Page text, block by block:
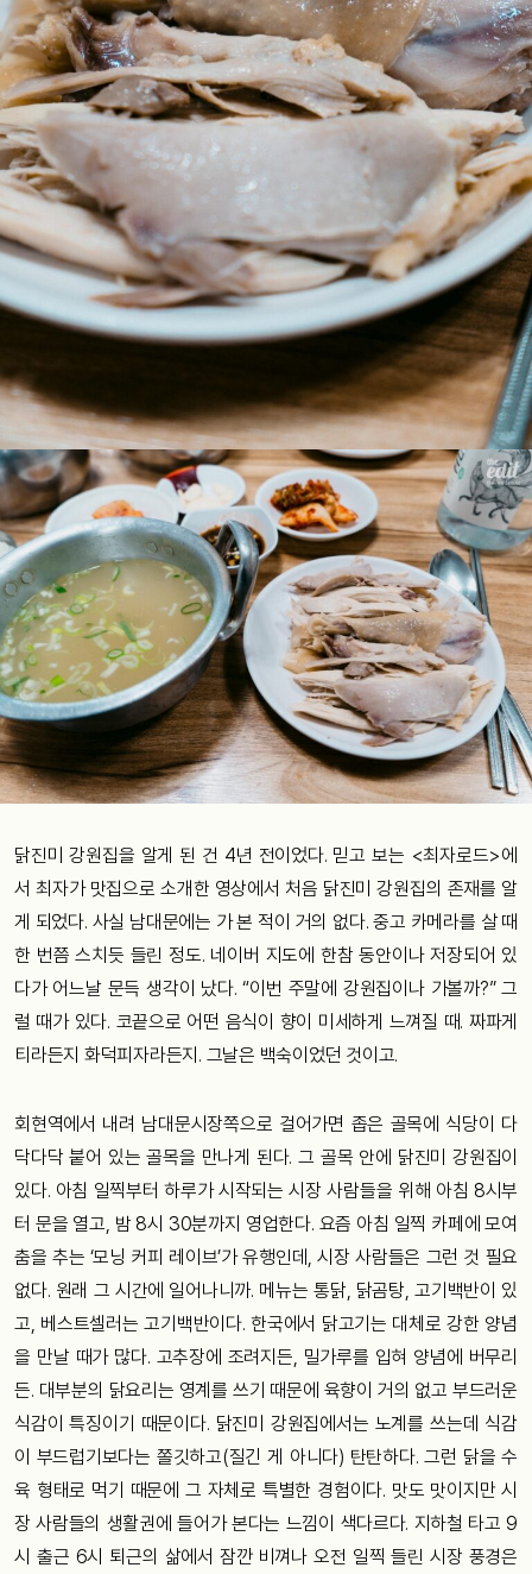
닭진미 강원집을 알게 된 건 4년 전이었다. 믿고 보는 <최자로드>에
서 최자가 맛집으로 소개한 영상에서 처음 닭진미 강원집의 존재를 알
게 되었다. 사실 남대문에는 가 본 적이 거의 없다. 중고 카메라를 살 때
한 번쯤 스치듯 들린 정도. 네이버 지도에 한참 동안이나 저장되어 있
다가 어느날 문득 생각이 났다. “이번 주말에 강원집이나 가볼까?” 그
럴 때가 있다. 코끝으로 어떤 음식이 향이 미세하게 느껴질 때. 짜파게
티라든지 화덕피자라든지. 그날은 백숙이었던 것이고.
회현역에서 내려 남대문시장쪽으로 걸어가면 좁은 골목에 식당이 다
닥다닥 붙어 있는 골목을 만나게 된다. 그 골목 안에 닭진미 강원집이
있다. 아침 일찍부터 하루가 시작되는 시장 사람들을 위해 아침 8시부
터 문을 열고, 밤 8시 30분까지 영업한다. 요즘 아침 일찍 카페에 모여
춤을 추는 ‘모닝 커피 레이브’가 유행인데, 시장 사람들은 그런 것 필요
없다. 원래 그 시간에 일어나니까. 메뉴는 통닭, 닭곰탕, 고기백반이 있
고, 베스트셀러는 고기백반이다. 한국에서 닭고기는 대체로 강한 양념
을 만날 때가 많다. 고추장에 조려지든, 밀가루를 입혀 양념에 버무리
든. 대부분의 닭요리는 영계를 쓰기 때문에 육향이 거의 없고 부드러운
식감이 특징이기 때문이다. 닭진미 강원집에서는 노계를 쓰는데 식감
이 부드럽기보다는 쫄깃하고(질긴 게 아니다) 탄탄하다. 그런 닭을 수
육 형태로 먹기 때문에 그 자체로 특별한 경험이다. 맛도 맛이지만 시
장 사람들의 생활권에 들어가 본다는 느낌이 색다르다. 지하철 타고 9
시 출근 6시 퇴근의 삶에서 잠깐 비껴나 오전 일찍 들린 시장 풍경은